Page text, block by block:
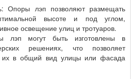
Опоры лэп позволяют размещать
высоте и под углом,
освещение улиц и тротуаров.
лэп могут быть изготовлены в
решениях, что позволяет
их в общий вид улицы или фасада